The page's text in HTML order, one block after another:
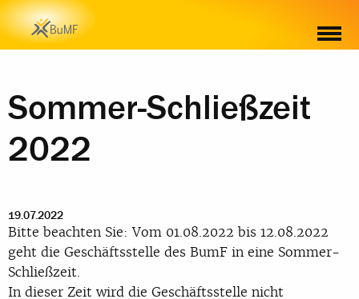
Sommer-Schließzeit
2022
19.07.2022
Bitte beachten Sie: Vom 01.08.2022 bis 12.08.2022
geht die Geschäftsstelle des BumF in eine Sommer-
Schließzeit.
In dieser Zeit wird die Geschäftsstelle nicht